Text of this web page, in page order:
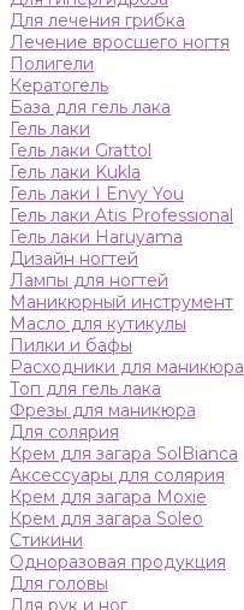
Для лечения грибка
Лечение вросшего ногтя
Полигели
Кератогель
База для гель лака
Гель лаки
Гель лаки Grattol
Гель лаки Kukla
Гель лаки I Envy You
Гель лаки Atis Professional
Гель лаки Haruyama
Дизайн ногтей
Лампы для ногтей
Маникюрный инструмент
Масло для кутикулы
Пилки и бафы
Расходники для маникюра
Топ для гель лака
Фрезы для маникюра
Для солярия
Крем для загара SolBianca
Аксессуары для солярия
Крем для загара Moxie
Крем для загара Soleo
Стикини
Одноразовая продукция
Для головы
Для рук и ног